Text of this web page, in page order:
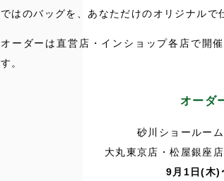
ではのバッグを、あなただけのオリジナルで
オーダーは直営店・インショップ各店で開
す。
オーダ
砂川ショールー
大丸東京店・松屋銀座
9月1日(木)